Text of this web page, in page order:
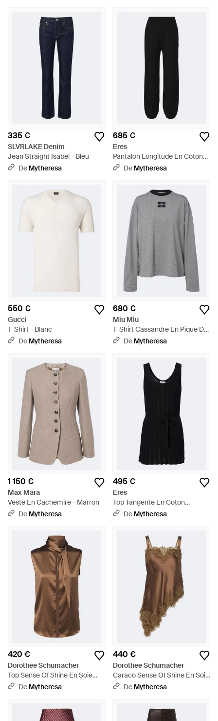
335 €
SLVRLAKE Denim
Jean Straight Isabel - Bleu
De Mytheresa
685 €
Eres
Pantalon Longitude En Coton
Melange - Noir
De Mytheresa
550 €
Gucci
T-Shirt - Blanc
De Mytheresa
680 €
Miu Miu
T-Shirt Cassandre En Pique De
Coton - Gris
De Mytheresa
1 150 €
Max Mara
Veste En Cachemire - Marron
De Mytheresa
495 €
Eres
Top Tangente En Coton
Melange - Noir
De Mytheresa
420 €
Dorothee Schumacher
Top Sense Of Shine En Soie
Melangee - Marron
De Mytheresa
440 €
Dorothee Schumacher
Caraco Sense Of Shine En Soie
Melangee A Dentelle - Marron
De Mytheresa